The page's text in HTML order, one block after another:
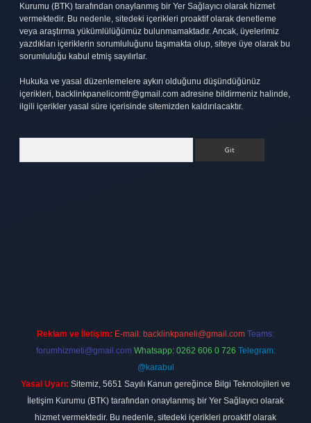
Kurumu (BTK) tarafından onaylanmış bir Yer Sağlayıcı olarak hizmet
vermektedir. Bu nedenle, sitedeki içerikleri proaktif olarak denetleme
veya araştırma yükümlülüğümüz bulunmamaktadır. Ancak, üyelerimiz
yazdıkları içeriklerin sorumluluğunu taşımakta olup, siteye üye olarak bu
sorumluluğu kabul etmiş sayılırlar.
Hukuka ve yasal düzenlemelere aykırı olduğunu düşündüğünüz
içerikleri, backlinkpanelicomtr@gmail.com adresine bildirmeniz halinde,
ilgili içerikler yasal süre içerisinde sitemizden kaldırılacaktır.
Reklam ve İletişim: E-mail: backlinkpaneli@gmail.com Teams:
forumhizmeti@gmail.com Whatsapp: 0262 606 0 726 Telegram:
@karabul
Yasal Uyarı: Sitemiz, 5651 Sayılı Kanun gereğince Bilgi Teknolojileri ve
İletişim Kurumu (BTK) tarafından onaylanmış bir Yer Sağlayıcı olarak
hizmet vermektedir. Bu nedenle, sitedeki içerikleri proaktif olarak